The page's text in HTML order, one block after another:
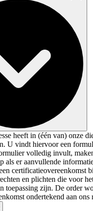
heeft in (één van) onze
U vindt hiervoor een
volledig invult,
als er aanvullende
certificatieovereenkomst
en plichten die voor
toepassing zijn. De order
ondertekend aan ons